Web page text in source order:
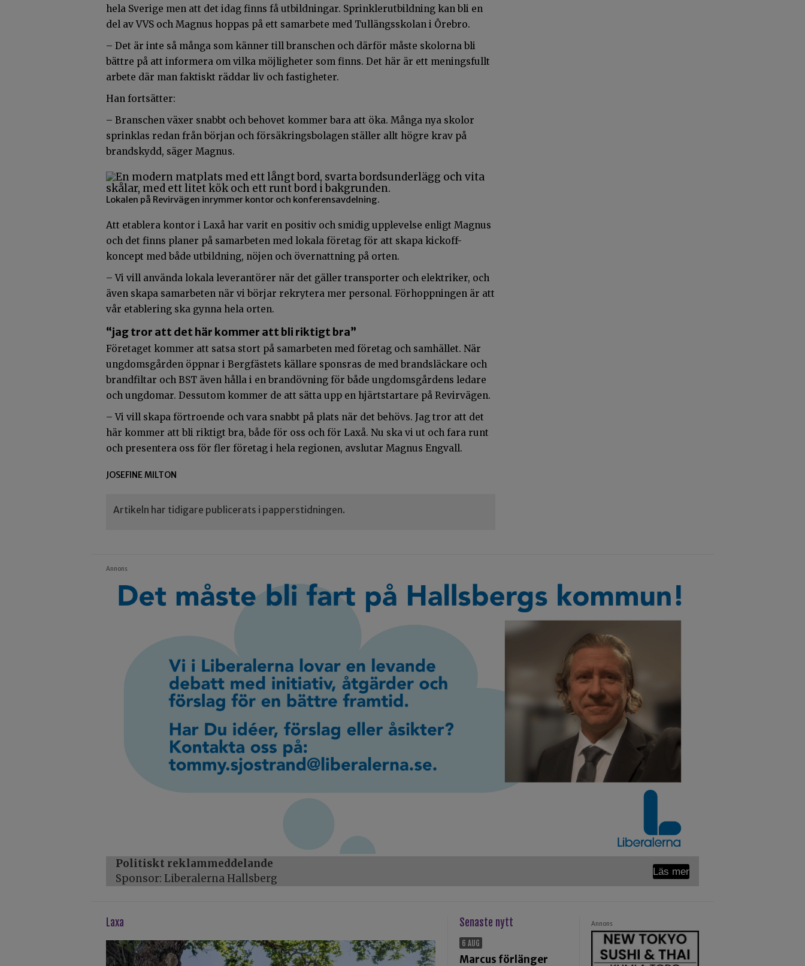
hela Sverige men att det idag finns få utbildningar. Sprinklerutbildning kan bli en
del av VVS och Magnus hoppas på ett samarbete med Tullängsskolan i Örebro.
– Det är inte så många som känner till branschen och därför måste skolorna bli
bättre på att informera om vilka möjligheter som finns. Det här är ett meningsfullt
arbete där man faktiskt räddar liv och fastigheter.
Han fortsätter:
– Branschen växer snabbt och behovet kommer bara att öka. Många nya skolor
sprinklas redan från början och försäkringsbolagen ställer allt högre krav på
brandskydd, säger Magnus.
Lokalen på Revirvägen inrymmer kontor och konferensavdelning.
Att etablera kontor i Laxå har varit en positiv och smidig upplevelse enligt Magnus
och det finns planer på samarbeten med lokala företag för att skapa kickoff-
koncept med både utbildning, nöjen och övernattning på orten.
– Vi vill använda lokala leverantörer när det gäller transporter och elektriker, och
även skapa samarbeten när vi börjar rekrytera mer personal. Förhoppningen är att
vår etablering ska gynna hela orten.
“jag tror att det här kommer att bli riktigt bra”
Företaget kommer att satsa stort på samarbeten med företag och samhället. När
ungdomsgården öppnar i Bergfästets källare sponsras de med brandsläckare och
brandfiltar och BST även hålla i en brandövning för både ungdomsgårdens ledare
och ungdomar. Dessutom kommer de att sätta upp en hjärtstartare på Revirvägen.
– Vi vill skapa förtroende och vara snabbt på plats när det behövs. Jag tror att det
här kommer att bli riktigt bra, både för oss och för Laxå. Nu ska vi ut och fara runt
och presentera oss för fler företag i hela regionen, avslutar Magnus Engvall.
JOSEFINE MILTON
Artikeln har tidigare publicerats i papperstidningen.
Annons
Politiskt reklammeddelande
Sponsor: Liberalerna Hallsberg
Läs mer
laxa Senaste nytt
6 AUG
Marcus förlänger
Annons